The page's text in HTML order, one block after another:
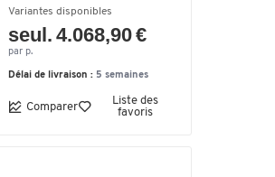
Variantes disponibles
seul. 4.068,90 €
par p.
Délai de livraison : 5 semaines
Comparer
Liste des
favoris